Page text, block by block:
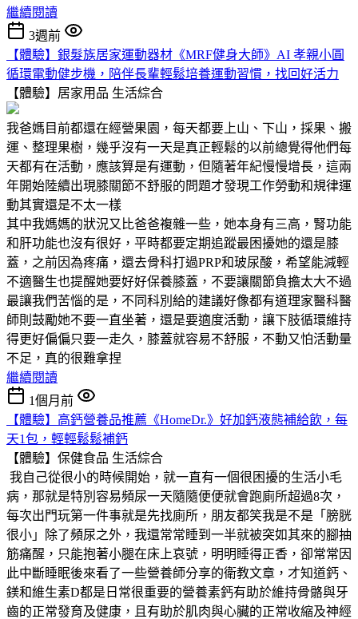
繼續閱讀
3週前
【體驗】銀髮族居家運動器材《MRF健身大師》AI 孝親小圓
循環電動健步機，陪伴長輩輕鬆培養運動習慣，找回好活力
【體驗】居家用品 生活綜合
我爸媽目前都還在經營果園，每天都要上山、下山，採果、搬
運、整理果樹，幾乎沒有一天是真正輕鬆的以前總覺得他們每
天都有在活動，應該算是有運動，但隨著年紀慢慢增長，這兩
年開始陸續出現膝關節不舒服的問題才發現工作勞動和規律運
動其實還是不太一樣
其中我媽媽的狀況又比爸爸複雜一些，她本身有三高，腎功能
和肝功能也沒有很好，平時都要定期追蹤最困擾她的還是膝
蓋，之前因為疼痛，還去骨科打過PRP和玻尿酸，希望能減輕
不適醫生也提醒她要好好保養膝蓋，不要讓關節負擔太大不過
最讓我們苦惱的是，不同科別給的建議好像都有道理家醫科醫
師則鼓勵她不要一直坐著，還是要適度活動，讓下肢循環維持
得更好偏偏只要一走久，膝蓋就容易不舒服，不動又怕活動量
不足，真的很難拿捏
繼續閱讀
1個月前
【體驗】高鈣營養品推薦《HomeDr.》好加鈣液態補給飲，每
天1包，輕輕鬆鬆補鈣
【體驗】保健食品 生活綜合
我自己從很小的時候開始，就一直有一個很困擾的生活小毛
病，那就是特別容易頻尿一天隨隨便便就會跑廁所超過8次，
每次出門玩第一件事就是先找廁所，朋友都笑我是不是「膀胱
很小」除了頻尿之外，我還常常睡到一半就被突如其來的腳抽
筋痛醒，只能抱著小腿在床上哀號，明明睡得正香，卻常常因
此中斷睡眠後來看了一些營養師分享的衛教文章，才知道鈣、
鎂和維生素D都是日常很重要的營養素鈣有助於維持骨骼與牙
齒的正常發育及健康，且有助於肌肉與心臟的正常收縮及神經